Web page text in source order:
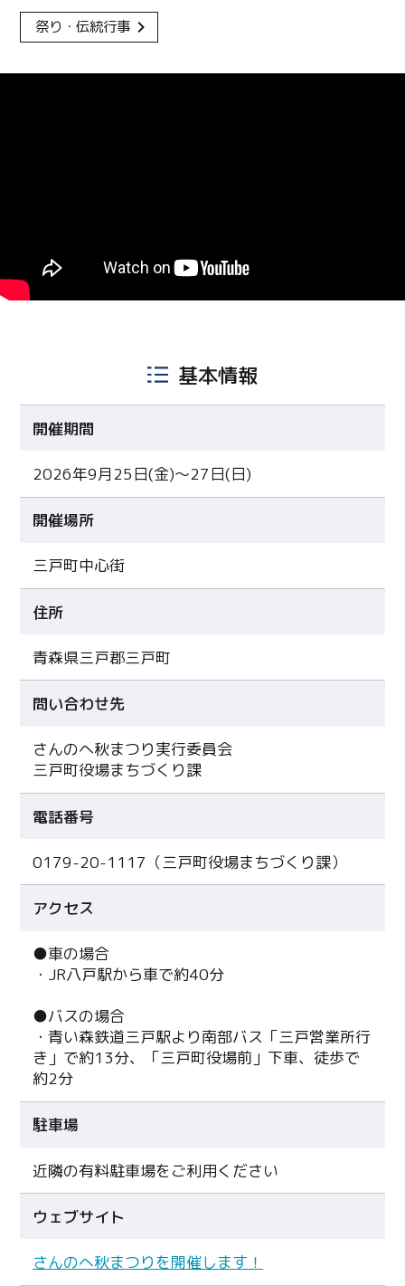
祭り・伝統行事
基本情報
開催期間
2026年9月25日(金)～27日(日)
開催場所
三戸町中心街
住所
青森県三戸郡三戸町
問い合わせ先
さんのへ秋まつり実行委員会
三戸町役場まちづくり課
電話番号
0179-20-1117（三戸町役場まちづくり課）
アクセス
●車の場合
・JR八戸駅から車で約40分
●バスの場合
・青い森鉄道三戸駅より南部バス「三戸営業所行
き」で約13分、「三戸町役場前」下車、徒歩で
約2分
駐車場
近隣の有料駐車場をご利用ください
ウェブサイト
さんのへ秋まつりを開催します！
Twitter